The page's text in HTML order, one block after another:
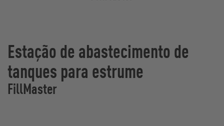
Estação de abastecimento de
tanques para estrume
FillMaster